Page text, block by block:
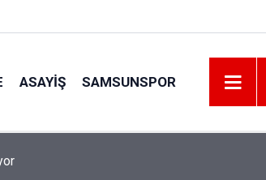
ASAYİŞ SAMSUNSPOR